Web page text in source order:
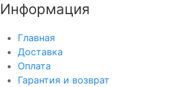
Информация
Главная
Доставка
Оплата
Гарантия и возврат